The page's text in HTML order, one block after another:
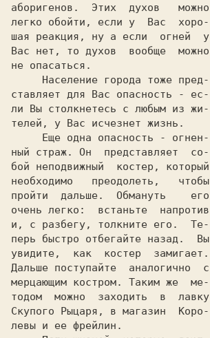
аборигенов.  Этих  духов   можно
легко обойти, если у  Вас  хоро-
шая реакция, ну а если  огней  у
Вас нет, то духов  вообще  можно
не опасаться.
ставляет для Вас опасность - ес-
ли Вы столкнетесь с любым из жи-
телей, у Вас исчезнет жизнь.
ный страж. Он  представляет  со-
бой неподвижный  костер, который
необходимо   преодолеть,   чтобы
пройти  дальше.  Обмануть    его
очень легко:  встаньте  напротив
и, с разбегу, толкните его.  Те-
перь быстро отбегайте назад.  Вы
увидите,  как  костер  замигает.
Дальше поступайте  аналогично  с
мерцающим костром. Таким же  ме-
тодом  можно  заходить  в  лавку
Скупого Рыцаря, в магазин  Коро-
левы и ее фрейлин.